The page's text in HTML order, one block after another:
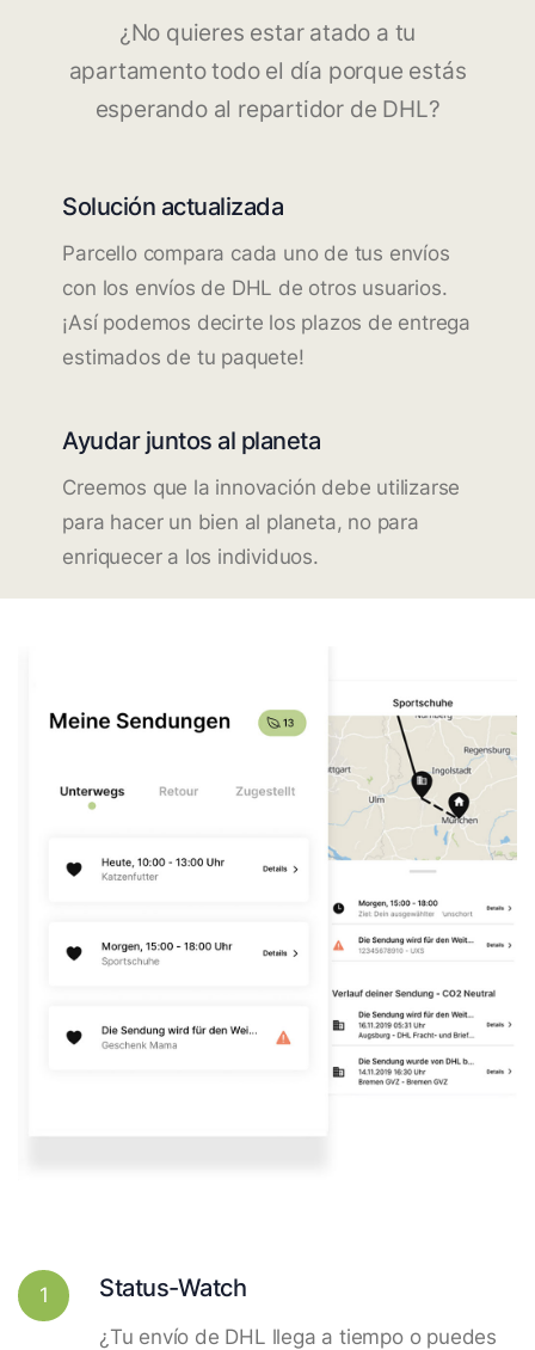
¿No quieres estar atado a tu
apartamento todo el día porque estás
esperando al repartidor de DHL?
Solución actualizada
Parcello compara cada uno de tus envíos
con los envíos de DHL de otros usuarios.
¡Así podemos decirte los plazos de entrega
estimados de tu paquete!
Ayudar juntos al planeta
Creemos que la innovación debe utilizarse
para hacer un bien al planeta, no para
enriquecer a los individuos.
1 Status-Watch
¿Tu envío de DHL llega a tiempo o puedes